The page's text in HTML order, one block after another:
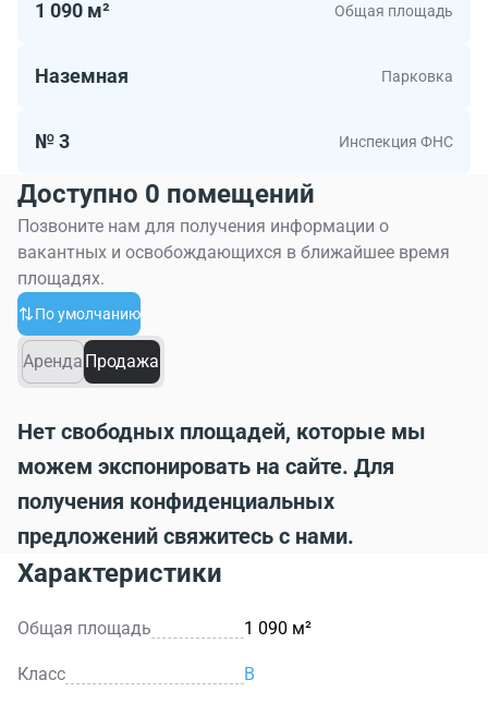
1 090 м² Общая площадь
Наземная Парковка
№ 3 Инспекция ФНС
Доступно 0 помещений
Позвоните нам для получения информации о
вакантных и освобождающихся в ближайшее время
площадях.
По умолчанию
Аренда Продажа
Нет свободных площадей, которые мы
можем экспонировать на сайте. Для
получения конфиденциальных
предложений свяжитесь с нами.
Характеристики
Общая площадь 1 090 м²
Класс B